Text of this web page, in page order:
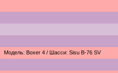
Модель: Boxer 4 / Шасси: Sisu B-76 SV